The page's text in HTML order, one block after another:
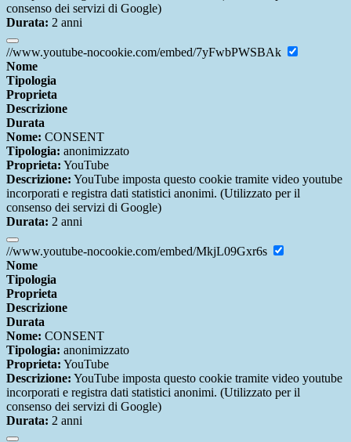
consenso dei servizi di Google)
Durata: 2 anni
//www.youtube-nocookie.com/embed/7yFwbPWSBAk
Nome
Tipologia
Proprieta
Descrizione
Durata
Nome: CONSENT
Tipologia: anonimizzato
Proprieta: YouTube
Descrizione: YouTube imposta questo cookie tramite video youtube
incorporati e registra dati statistici anonimi. (Utilizzato per il
consenso dei servizi di Google)
Durata: 2 anni
//www.youtube-nocookie.com/embed/MkjL09Gxr6s
Nome
Tipologia
Proprieta
Descrizione
Durata
Nome: CONSENT
Tipologia: anonimizzato
Proprieta: YouTube
Descrizione: YouTube imposta questo cookie tramite video youtube
incorporati e registra dati statistici anonimi. (Utilizzato per il
consenso dei servizi di Google)
Durata: 2 anni